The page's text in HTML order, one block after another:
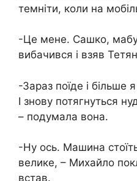
темніти, коли на
-Це мене. Сашко,
вибачився і взяв
-Зараз поїде і більше
І знову потягнуться
– подумала вона.
-Ну ось. Машина
велике, – Михайло
встав.